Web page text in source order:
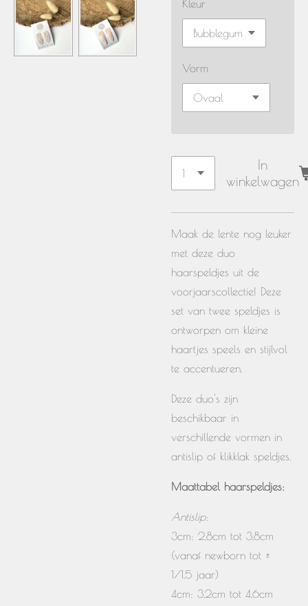
Kleur
Vorm
In
winkelwagen
Maak de lente nog leuker
met deze duo
haarspeldjes uit de
voorjaarscollectie! Deze
set van twee speldjes is
ontworpen om kleine
haartjes speels en stijlvol
te accentueren.
Deze duo's zijn
beschikbaar in
verschillende vormen in
antislip of klikklak speldjes.
Maattabel haarspeldjes:
Antislip:
3cm: 2,8cm tot 3,8cm
(vanaf newborn tot ±
1/1,5 jaar)
4cm: 3,2cm tot 4,6cm